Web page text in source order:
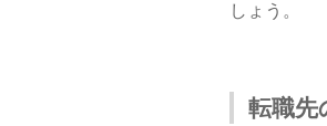
しょう。
転職先